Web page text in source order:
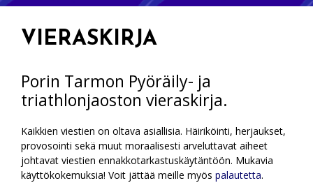
VIERASKIRJA
Porin Tarmon Pyöräily- ja
triathlonjaoston vieraskirja.
Kaikkien viestien on oltava asiallisia. Häiriköinti, herjaukset,
provosointi sekä muut moraalisesti arveluttavat aiheet
johtavat viestien ennakkotarkastuskäytäntöön. Mukavia
käyttökokemuksia! Voit jättää meille myös palautetta.